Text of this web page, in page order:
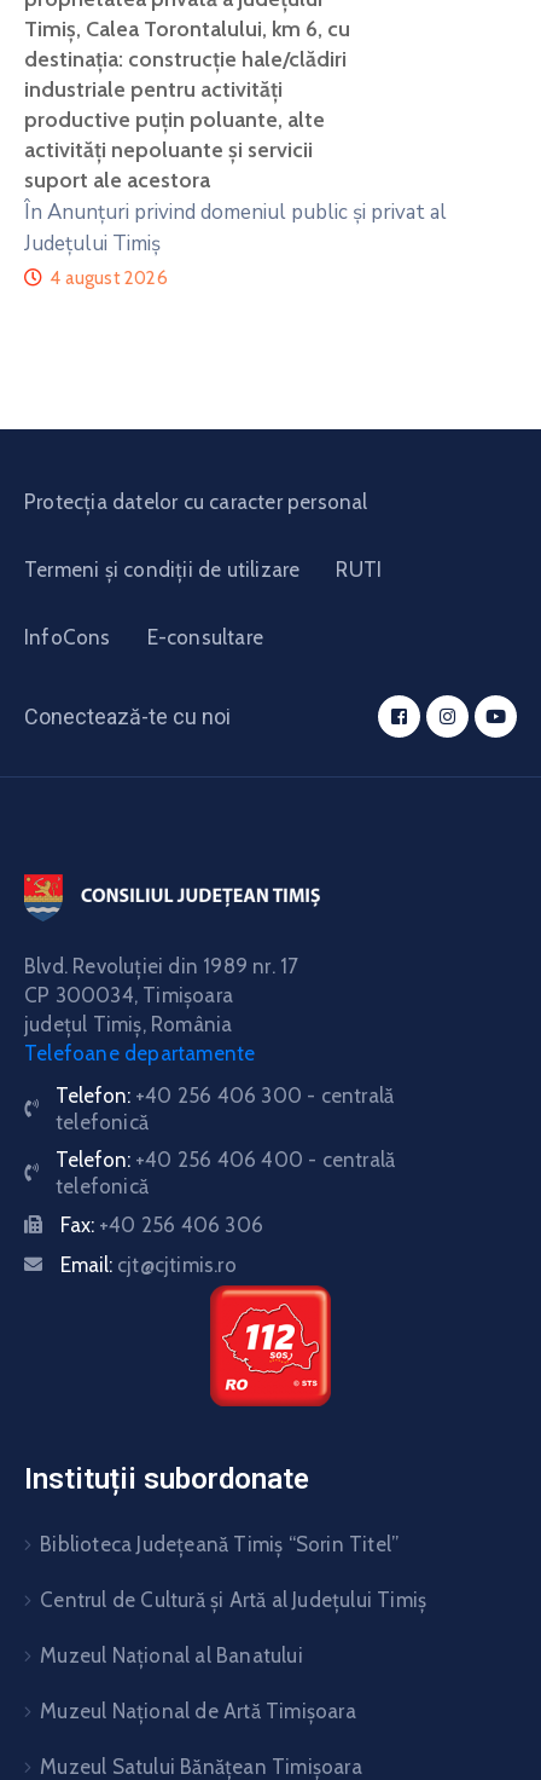
Timiș, Calea Torontalului, km 6, cu
destinația: construcție hale/clădiri
industriale pentru activități
productive puțin poluante, alte
activități nepoluante și servicii
suport ale acestora
În Anunțuri privind domeniul public și privat al
Județului Timiș
4 august 2026
Protecția datelor cu caracter personal
Termeni și condiții de utilizare RUTI
InfoCons E-consultare
Conectează-te cu noi
Blvd. Revoluţiei din 1989 nr. 17
CP 300034, Timişoara
judeţul Timiş, România
Telefoane departamente
Telefon: +40 256 406 300 - centrală
telefonică
Telefon: +40 256 406 400 - centrală
telefonică
Fax: +40 256 406 306
Email: cjt@cjtimis.ro
Instituții subordonate
Biblioteca Judeţeană Timiş “Sorin Titel”
Centrul de Cultură şi Artă al Judeţului Timiş
Muzeul Național al Banatului
Muzeul Național de Artă Timişoara
Muzeul Satului Bănăţean Timişoara